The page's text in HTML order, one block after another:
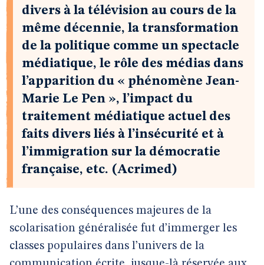
divers à la télévision au cours de la
même décennie, la transformation
de la politique comme un spectacle
médiatique, le rôle des médias dans
l’apparition du « phénomène Jean-
Marie Le Pen », l’impact du
traitement médiatique actuel des
faits divers liés à l’insécurité et à
l’immigration sur la démocratie
française, etc. (Acrimed)
L’une des conséquences majeures de la
scolarisation généralisée fut d’immerger les
classes populaires dans l’univers de la